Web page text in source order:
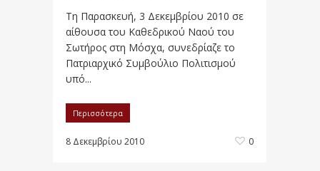
Τη Παρασκευή, 3 Δεκεμβρίου 2010 σε
αίθουσα του Καθεδρικού Ναού του
Σωτήρος στη Μόσχα, συνεδρίαζε το
Πατριαρχικό Συμβούλιο Πολιτισμού
υπό...
Περισσότερα
8 Δεκεμβρίου 2010 0